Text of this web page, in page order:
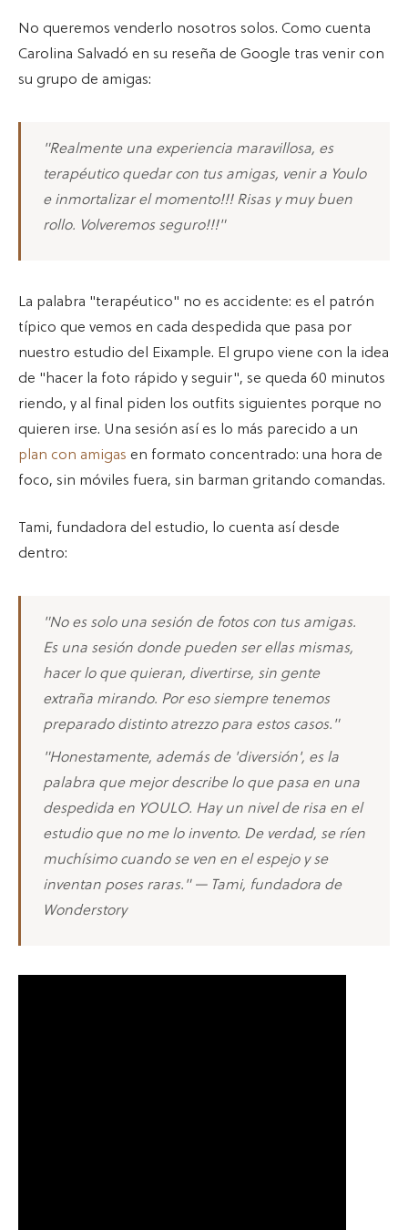
No queremos venderlo nosotros solos. Como cuenta
Carolina Salvadó en su reseña de Google tras venir con
su grupo de amigas:
"Realmente una experiencia maravillosa, es
terapéutico quedar con tus amigas, venir a Youlo
e inmortalizar el momento!!! Risas y muy buen
rollo. Volveremos seguro!!!"
La palabra "terapéutico" no es accidente: es el patrón
típico que vemos en cada despedida que pasa por
nuestro estudio del Eixample. El grupo viene con la idea
de "hacer la foto rápido y seguir", se queda 60 minutos
riendo, y al final piden los outfits siguientes porque no
quieren irse. Una sesión así es lo más parecido a un
plan con amigas en formato concentrado: una hora de
foco, sin móviles fuera, sin barman gritando comandas.
Tami, fundadora del estudio, lo cuenta así desde
dentro:
"No es solo una sesión de fotos con tus amigas.
Es una sesión donde pueden ser ellas mismas,
hacer lo que quieran, divertirse, sin gente
extraña mirando. Por eso siempre tenemos
preparado distinto atrezzo para estos casos."
"Honestamente, además de 'diversión', es la
palabra que mejor describe lo que pasa en una
despedida en YOULO. Hay un nivel de risa en el
estudio que no me lo invento. De verdad, se ríen
muchísimo cuando se ven en el espejo y se
inventan poses raras." — Tami, fundadora de
Wonderstory